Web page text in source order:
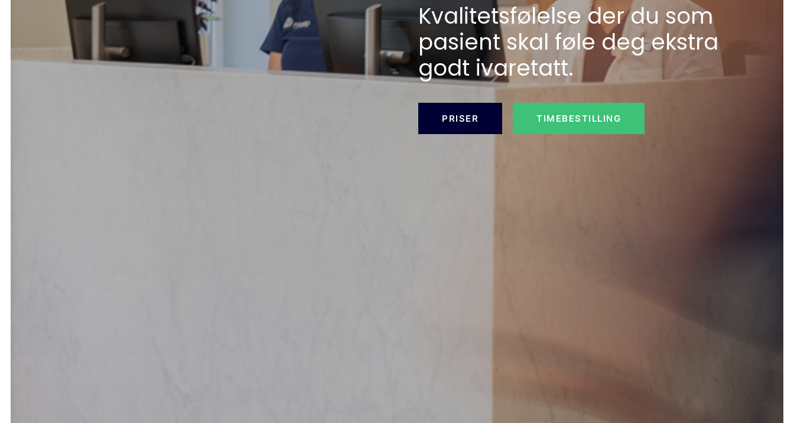
Kvalitetsfølelse der du som
pasient skal føle deg ekstra
godt ivaretatt.
PRISER TIMEBESTILLING